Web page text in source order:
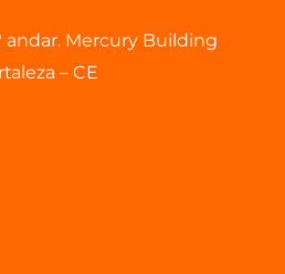
andar. Mercury Building
– CE